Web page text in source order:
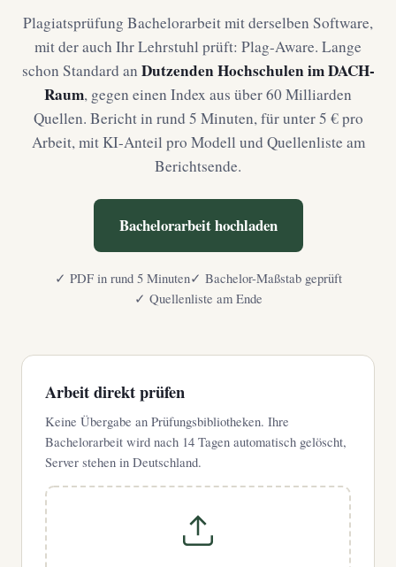
Plagiatsprüfung Bachelorarbeit mit derselben Software,
mit der auch Ihr Lehrstuhl prüft: Plag-Aware. Lange
schon Standard an Dutzenden Hochschulen im DACH-
Raum, gegen einen Index aus über 60 Milliarden
Quellen. Bericht in rund 5 Minuten, für unter 5 € pro
Arbeit, mit KI-Anteil pro Modell und Quellenliste am
Berichtsende.
Bachelorarbeit hochladen
✓ PDF in rund 5 Minuten✓ Bachelor-Maßstab geprüft
✓ Quellenliste am Ende
Arbeit direkt prüfen
Keine Übergabe an Prüfungsbibliotheken. Ihre
Bachelorarbeit wird nach 14 Tagen automatisch gelöscht,
Server stehen in Deutschland.